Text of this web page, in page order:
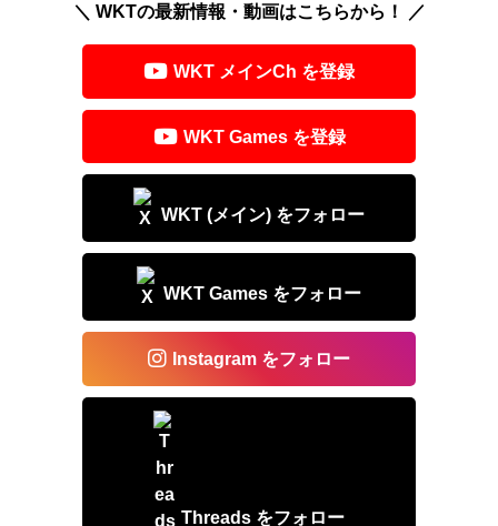
a
s
e
b
o
o
k
＼ WKTの最新情報・動画はこちらから！ ／
WKT メインCh を登録
WKT Games を登録
WKT (メイン) をフォロー
WKT Games をフォロー
Instagram をフォロー
Threads をフォロー